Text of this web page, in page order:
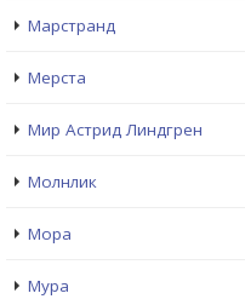
Марстранд
Мерста
Мир Астрид Линдгрен
Молнлик
Мора
Мура